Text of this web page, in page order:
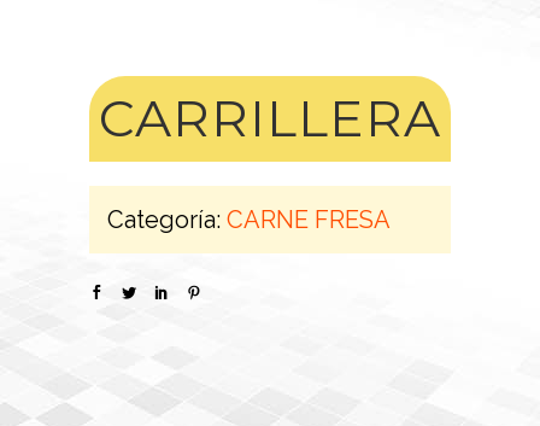
CARRILLERA
Categoría: CARNE FRESA